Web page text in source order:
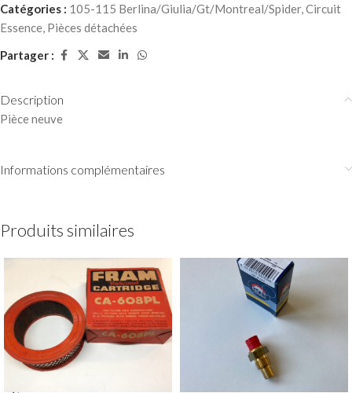
Catégories : 105-115 Berlina/Giulia/Gt/Montreal/Spider,Circuit
Essence, Pièces détachées
Partager :
Description
Pièce neuve
Informations complémentaires
Produits similaires